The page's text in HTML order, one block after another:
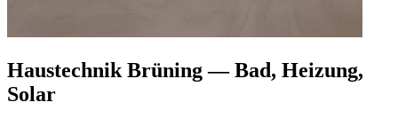
Haustechnik Brüning — Bad, Heizung,
Solar